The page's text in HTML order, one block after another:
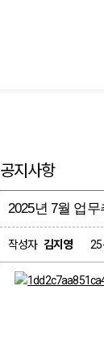
공지사항
2025년 7월 업
페이지 정보
작성자 김지영